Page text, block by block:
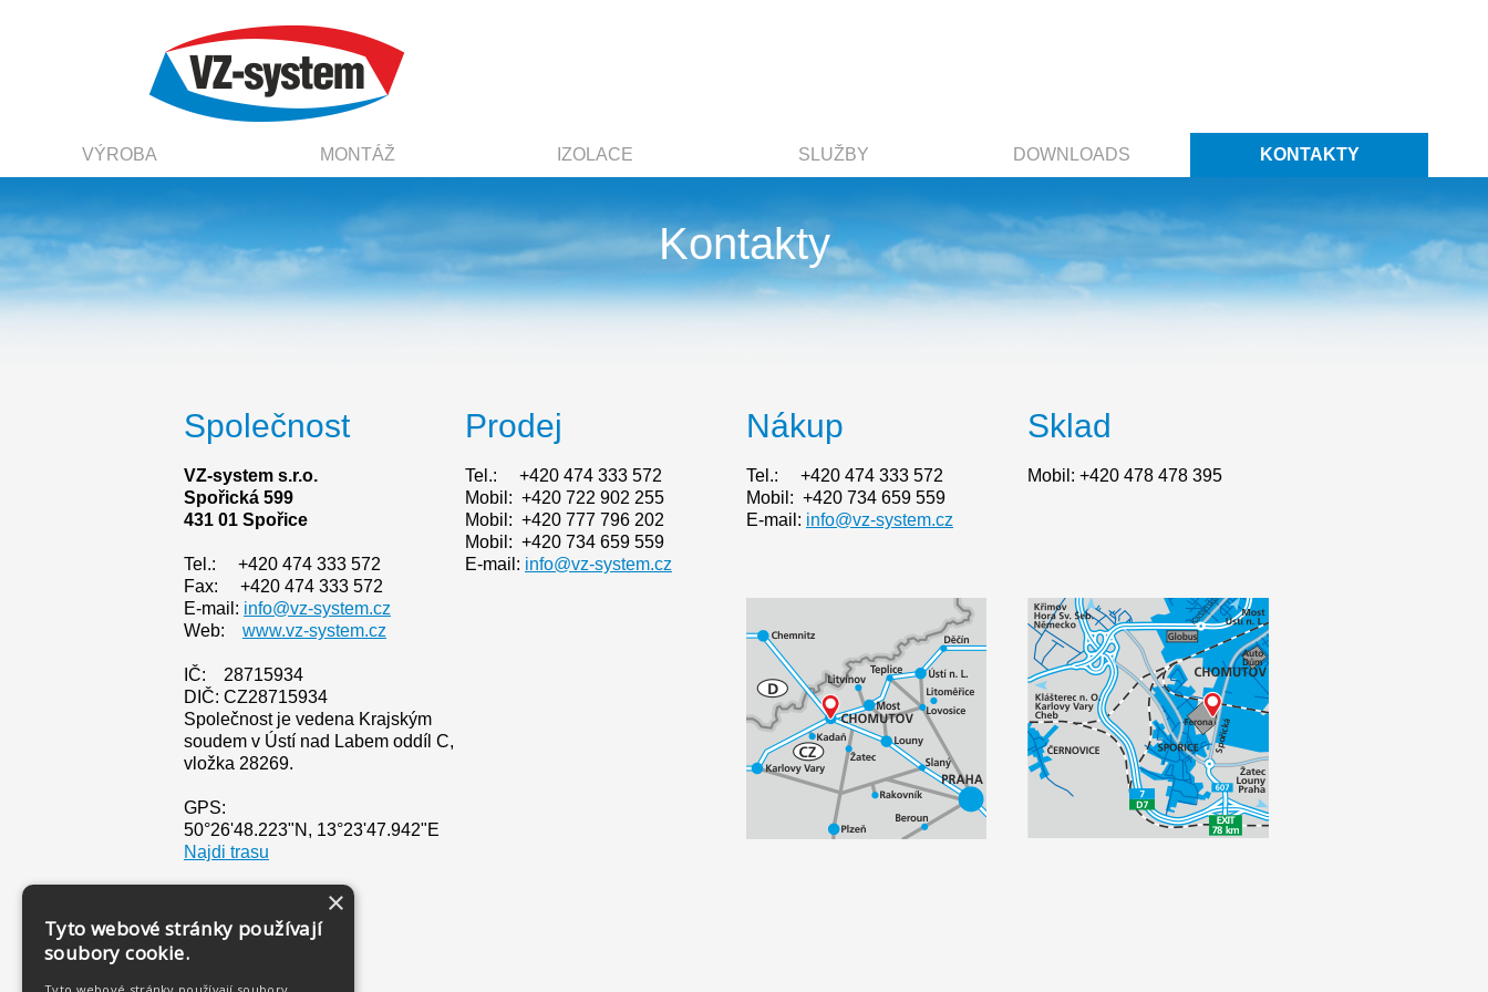
VÝROBA MONTÁŽ IZOLACE SLUŽBY DOWNLOADS KONTAKTY
Kontakty
Společnost
VZ-system s.r.o.
Spořická 599
431 01 Spořice
Tel.: +420 474 333 572
Fax: +420 474 333 572
E-mail: info@vz-system.cz
Web: www.vz-system.cz
IČ: 28715934
DIČ: CZ28715934
Společnost je vedena Krajským
soudem v Ústí nad Labem oddíl C,
vložka 28269.
GPS:
50°26'48.223"N, 13°23'47.942"E
Najdi trasu
234141607/0300
Prodej
Tel.: +420 474 333 572
Mobil: +420 722 902 255
Mobil: +420 777 796 202
Mobil: +420 734 659 559
E-mail: info@vz-system.cz
Nákup
Tel.: +420 474 333 572
Mobil: +420 734 659 559
E-mail: info@vz-system.cz
Sklad
Mobil: +420 478 478 395
×
Tyto webové stránky používají
soubory cookie.